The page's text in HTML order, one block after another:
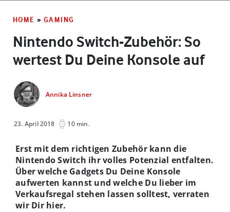
HOME » GAMING
Nintendo Switch-Zubehör: So
wertest Du Deine Konsole auf
Annika Linsner
23. April 2018 10 min.
Erst mit dem richtigen Zubehör kann die
Nintendo Switch ihr volles Potenzial entfalten.
Über welche Gadgets Du Deine Konsole
aufwerten kannst und welche Du lieber im
Verkaufsregal stehen lassen solltest, verraten
wir Dir hier.